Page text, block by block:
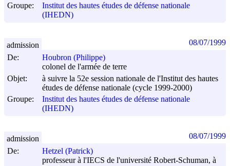
Groupe:
Institut des hautes études de défense nationale
(IHEDN)
De:
Houbron (Philippe)
colonel de l'armée de terre
Objet:
à suivre la 52e session nationale de l'Institut des hautes
études de défense nationale (cycle 1999-2000)
Groupe:
Institut des hautes études de défense nationale
(IHEDN)
admission 08/07/1999
De:
Hetzel (Patrick)
professeur à l'IECS de l'université Robert-Schuman, à
admission 08/07/1999